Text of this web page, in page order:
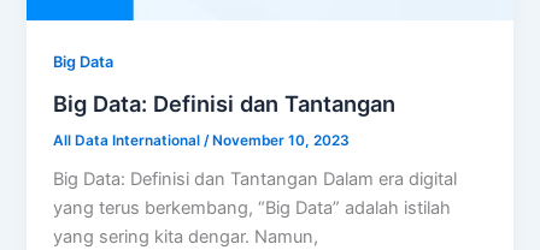
Big Data
Big Data: Definisi dan Tantangan
All Data International /November 10, 2023
Big Data: Definisi dan Tantangan Dalam era digital
yang terus berkembang, “Big Data” adalah istilah
yang sering kita dengar. Namun,